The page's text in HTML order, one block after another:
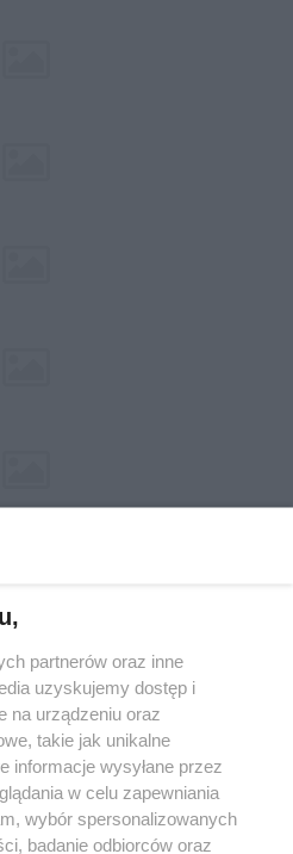
nie może być powielany i
w jakikolwiek sposób (w
na jakimkolwiek polu
włącznie z umieszczaniem w
praw. Jakiekolwiek użycie lub
lub w części z naruszeniem prawa,
pod groźbą kary i może być
partnerów oraz inne
uzyskujemy dostęp i
na urządzeniu oraz
takie jak unikalne
informacje wysyłane przez
w celu zapewniania
wybór spersonalizowanych
badanie odbiorców oraz